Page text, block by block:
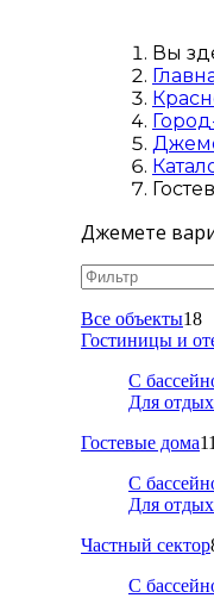
Вы
Джемете
Все объекты18
Гостиницы и
С
Для
Гостевые дома11
С
Для
Частный сектор
С